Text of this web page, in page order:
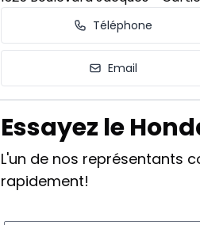
Téléphone
Email
Essayez le
L'un de nos représentants
rapidement!